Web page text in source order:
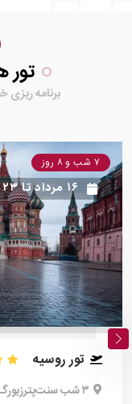
تور
برنامه
۷ شب و ۸ روز
۱۶ مرداد تا۲۳ مرداد
تور روسیه
۳ شب سنت‌پترزبورگ | ۴ شب مسکو